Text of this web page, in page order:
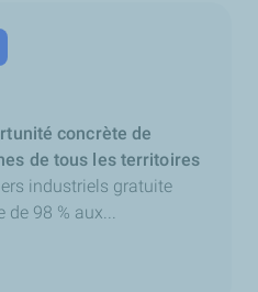
concrète de
de tous les territoires
industriels gratuite
de 98 % aux...